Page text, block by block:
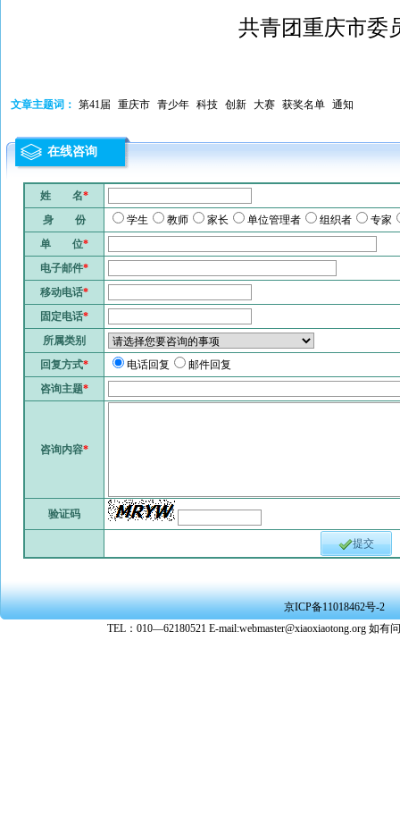
共青团重庆市委
文章主题词： 第41届 重庆市 青少年 科技 创新 大赛 获奖名单 通知
在线咨询
姓 名*
身 份
学生 教师 家长 单位管理者 组织者
专家
单 位*
电子邮件*
移动电话*
固定电话*
所属类别
回复方式* 电话回复
邮件回复
咨询主题*
咨询内容*
验证码
提交
京ICP备11018462号-2
TEL：010—62180521 E-mail:webmaster@xiaoxiaotong.org 如